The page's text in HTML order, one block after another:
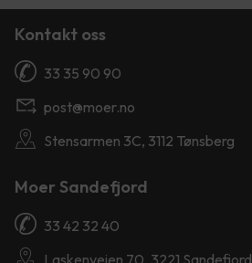
Kontakt oss
33 35 90 90
post@moer.no
Stensarmen 3C, 3112 Tønsberg
Moer Sandefjord
33 42 32 40